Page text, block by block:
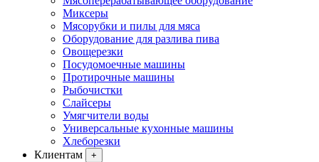
Миксеры
Мясорубки и пилы для мяса
Оборудование для разлива пива
Овощерезки
Посудомоечные машины
Протирочные машины
Рыбочистки
Слайсеры
Умягчители воды
Универсальные кухонные машины
Хлеборезки
Клиентам
+